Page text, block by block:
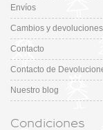
Envíos
Cambios y devoluciones
Contacto
Contacto de
Nuestro blog
Condiciones